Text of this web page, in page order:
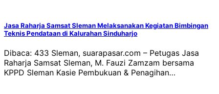
Jasa Raharja Samsat Sleman Melaksanakan Kegiatan Bimbingan
Teknis Pendataan di Kalurahan Sinduharjo
Dibaca: 433 Sleman, suarapasar.com – Petugas Jasa
Raharja Samsat Sleman, M. Fauzi Zamzam bersama
KPPD Sleman Kasie Pembukuan & Penagihan…